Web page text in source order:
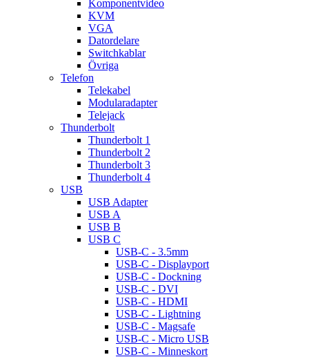
Komponentvideo
KVM
VGA
Datordelare
Switchkablar
Övriga
Telefon
Telekabel
Modularadapter
Telejack
Thunderbolt
Thunderbolt 1
Thunderbolt 2
Thunderbolt 3
Thunderbolt 4
USB
USB Adapter
USB A
USB B
USB C
USB-C - 3.5mm
USB-C - Displayport
USB-C - Dockning
USB-C - DVI
USB-C - HDMI
USB-C - Lightning
USB-C - Magsafe
USB-C - Micro USB
USB-C - Minneskort